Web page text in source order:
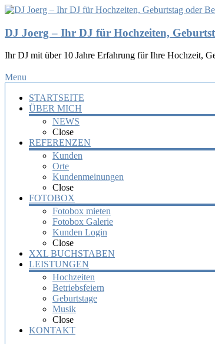
DJ Joerg – Ihr DJ für Hochzeiten,
Ihr DJ mit über 10 Jahre Erfahrung für Ihre Hochzeit,
Menu
STARTSEITE
ÜBER MICH
NEWS
Close
REFERENZEN
Kunden
Orte
Kundenmeinungen
Close
FOTOBOX
Fotobox mieten
Fotobox Galerie
Kunden Login
Close
XXL BUCHSTABEN
LEISTUNGEN
Hochzeiten
Betriebsfeiern
Geburtstage
Musik
Close
KONTAKT